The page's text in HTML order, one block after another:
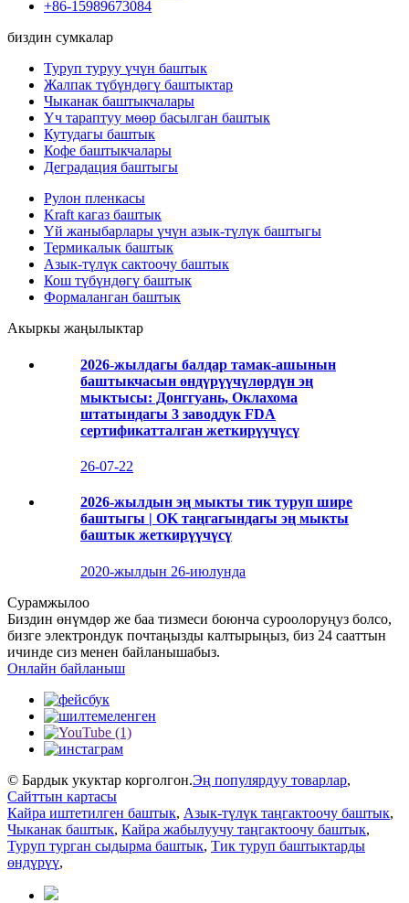
+86-15989673084
биздин сумкалар
Туруп туруу үчүн баштык
Жалпак түбүндөгү баштыктар
Чыканак баштыкчалары
Үч тараптуу мөөр басылган баштык
Кутудагы баштык
Кофе баштыкчалары
Деградация баштыгы
Рулон пленкасы
Kraft кагаз баштык
Үй жаныбарлары үчүн азык-түлүк баштыгы
Термикалык баштык
Азык-түлүк сактоочу баштык
Кош түбүндөгү баштык
Формаланган баштык
Акыркы жаңылыктар
2026-жылдагы балдар тамак-ашынын
баштыкчасын өндүрүүчүлөрдүн эң
мыктысы: Донггуань, Оклахома
штатындагы 3 заводдук FDA
сертификатталган жеткирүүчүсү
26-07-22
2026-жылдын эң мыкты тик туруп шире
баштыгы | OK таңгагындагы эң мыкты
баштык жеткирүүчүсү
2020-жылдын 26-июлунда
Сурамжылоо
Биздин өнүмдөр же баа тизмеси боюнча суроолоруңуз болсо,
бизге электрондук почтаңызды калтырыңыз, биз 24 сааттын
ичинде сиз менен байланышабыз.
Онлайн байланыш
© Бардык укуктар корголгон.Эң популярдуу товарлар,
Сайттын картасы
Кайра иштетилген баштык, Азык-түлүк таңгактоочу баштык,
Чыканак баштык, Кайра жабылуучу таңгактоочу баштык,
Туруп турган сыдырма баштык, Тик туруп баштыктарды
өндүрүү,